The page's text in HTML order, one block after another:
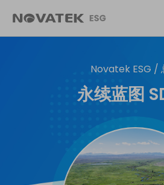
ESG 永续委员会
Novatek ESG /
永续蓝图